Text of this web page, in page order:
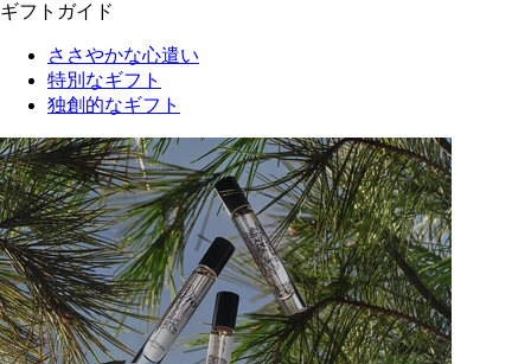
ギフトガイド
ささやかな心遣い
特別なギフト
独創的なギフト